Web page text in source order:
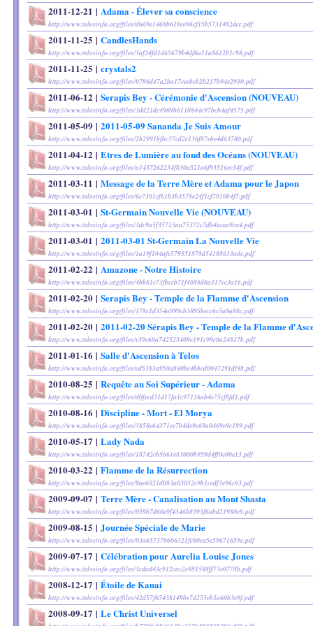
2011-12-21 | Adama - Élever sa conscience
http://www.telosinfo.org/files/d669e1468b619ce96cf15b5731482dcc.pdf
2011-11-25 | CandlesHands
http://www.telosinfo.org/files/3af24fd1d65679b4df6a11a8612b1c98.pdf
2011-11-25 | crystals2
http://www.telosinfo.org/files/0796d47a2ba17cecbcb2b217b94e2930.pdf
2011-06-12 | Serapis Bey - Cérémonie d'Ascension (NOUVEAU)
http://www.telosinfo.org/files/3dd21dc4909b6110844c97bcb4af4575.pdf
2011-05-09 | 2011-05-09 Sananda Je Suis Amour
http://www.telosinfo.org/files/2b2991bfbc57cd2e136f87ebe4d63780.pdf
2011-04-12 | Etres de Lumière au fond des Océans (NOUVEAU)
http://www.telosinfo.org/files/a1437262234f830a521a6f93516ec34f.pdf
2011-03-11 | Message de la Terre Mère et Adama pour le Japon
http://www.telosinfo.org/files/6c7301cf61b3b3578e24f1cf7910b4f7.pdf
2011-03-01 | St-Germain Nouvelle Vie (NOUVEAU)
http://www.telosinfo.org/files/3dc9a5f35715aa75372c7db4acae9ca4.pdf
2011-03-01 | 2011-03-01 St-Germain La Nouvelle Vie
http://www.telosinfo.org/files/1a19f104afe579551878d54188633ade.pdf
2011-02-22 | Amazone - Notre Histoire
http://www.telosinfo.org/files/4bb81c73fbccb71f4088d8a317cc3a16.pdf
2011-02-20 | Serapis Bey - Temple de la Flamme d'Ascension
http://www.telosinfo.org/files/178c1d354a999cb3895becc6c5a9a88c.pdf
2011-02-20 | 2011-02-20 Sérapis Bey - Temple de la Flamme
http://www.telosinfo.org/files/e39c69a742523409c191c99c0a24817b.pdf
2011-01-16 | Salle d'Ascension à Telos
http://www.telosinfo.org/files/cd5383a958a840bc4bbcd0047291df48.pdf
2010-08-25 | Requête au Soi Supérieur - Adama
http://www.telosinfo.org/files/d0fecd31d17fa1c97116ab4e75cf8fd1.pdf
2010-08-16 | Discipline - Mort - El Morya
http://www.telosinfo.org/files/3858e64371ee7b4de9c69a0469e9c199.pdf
2010-05-17 | Lady Nada
http://www.telosinfo.org/files/18742cb5661e83000b959d4ff0c00e13.pdf
2010-03-22 | Flamme de la Résurrection
http://www.telosinfo.org/files/9ae6021d083a03052c9b1ccdf3e96c03.pdf
2009-09-07 | Terre Mère - Canalisation au Mont Shasta
http://www.telosinfo.org/files/059b7d60e9f4346b8393f6abd21980e9.pdf
2009-08-15 | Journée Spéciale de Marie
http://www.telosinfo.org/files/03a657370606321fc80ca5e59671659e.pdf
2009-07-17 | Célébration pour Aurelia Louise Jones
http://www.telosinfo.org/files/3cdad43c912cac2e981588ff73e0778b.pdf
2008-12-17 | Étoile de Kauai
http://www.telosinfo.org/files/42d57f65438149be7d253eb5a60b3e9f.pdf
2008-09-17 | Le Christ Universel